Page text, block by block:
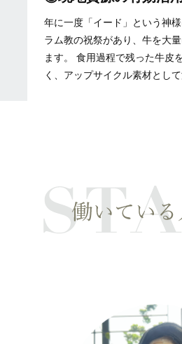
年に一度「イード」という神
ラム教の祝祭があり、牛を大
ます。 食用過程で残った牛皮
く、アップサイクル素材として